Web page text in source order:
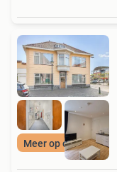
Meer op onze site